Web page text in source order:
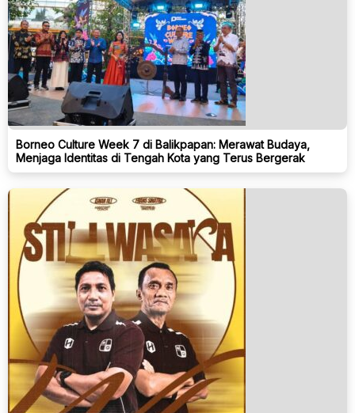
Borneo Culture Week 7 di Balikpapan: Merawat Budaya,
Menjaga Identitas di Tengah Kota yang Terus Bergerak